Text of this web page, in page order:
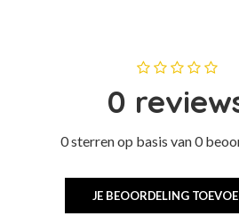
0
0 sterren op basis van 0
JE BEOORDELING